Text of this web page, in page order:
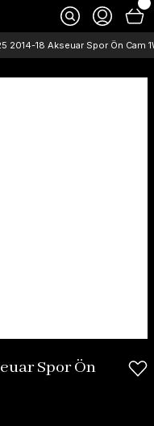
2014-18 Akseuar Spor Ön Cam
Spor Ön